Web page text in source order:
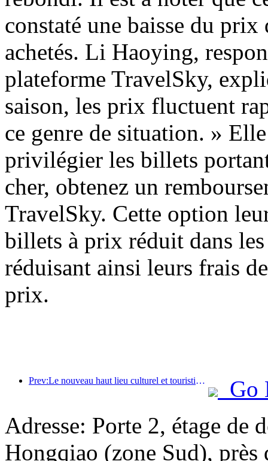
constaté une baisse du
achetés. Li Haoying,
plateforme TravelSky,
saison, les prix fluctuent
ce genre de situation. »
privilégier les billets
cher, obtenez un
TravelSky. Cette option
billets à prix réduit dans
réduisant ainsi leurs frais
prix.
Prev:Le nouveau haut lieu culturel et touristique du quartier de Pinnacle Park à Pékin ouvrira officiellement ses portes cette année.
Go
Adresse: Porte 2, étage de
Hongqiao (zone Sud), près